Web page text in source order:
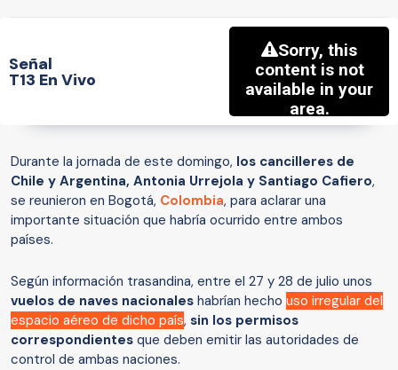
Señal
T13 En Vivo
Durante la jornada de este domingo, los cancilleres de
Chile y Argentina, Antonia Urrejola y Santiago Cafiero,
se reunieron en Bogotá, Colombia, para aclarar una
importante situación que habría ocurrido entre ambos
países.
Según información trasandina, entre el 27 y 28 de julio unos
vuelos de naves nacionales habrían hecho uso irregular del
espacio aéreo de dicho país, sin los permisos
correspondientes que deben emitir las autoridades de
control de ambas naciones.